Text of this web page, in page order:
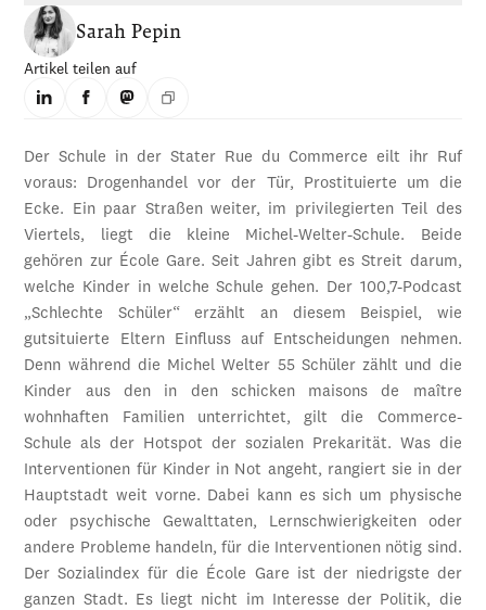
Sarah Pepin
Artikel teilen auf
Der Schule in der Stater Rue du Commerce eilt ihr Ruf
voraus: Drogenhandel vor der Tür, Prostituierte um die
Ecke. Ein paar Straßen weiter, im privilegierten Teil des
Viertels, liegt die kleine Michel-Welter-Schule. Beide
gehören zur École Gare. Seit Jahren gibt es Streit darum,
welche Kinder in welche Schule gehen. Der 100,7-Podcast
„Schlechte Schüler“ erzählt an diesem Beispiel, wie
gutsituierte Eltern Einfluss auf Entscheidungen nehmen.
Denn während die Michel Welter 55 Schüler zählt und die
Kinder aus den in den schicken maisons de maître
wohnhaften Familien unterrichtet, gilt die Commerce-
Schule als der Hotspot der sozialen Prekarität. Was die
Interventionen für Kinder in Not angeht, rangiert sie in der
Hauptstadt weit vorne. Dabei kann es sich um physische
oder psychische Gewalttaten, Lernschwierigkeiten oder
andere Probleme handeln, für die Interventionen nötig sind.
Der Sozialindex für die École Gare ist der niedrigste der
ganzen Stadt. Es liegt nicht im Interesse der Politik, die